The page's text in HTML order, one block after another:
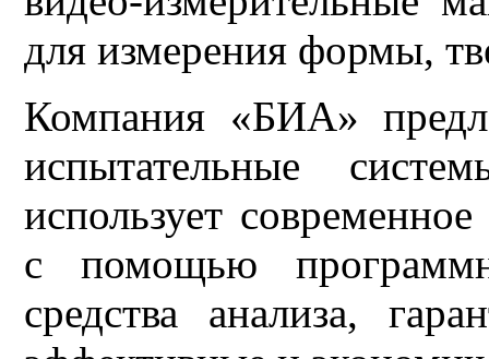
для измерения формы,
Компания «БИА»
испытательные
использует
с помощью
средства анализа,